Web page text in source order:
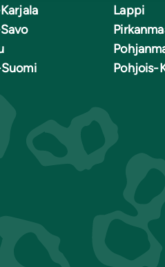
Lappi
Pohjois-